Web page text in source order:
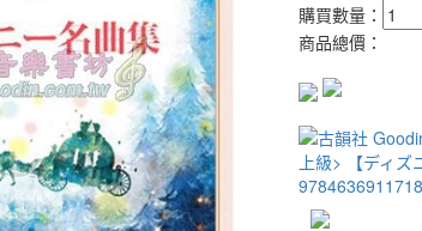
購買數量：
商品總價：